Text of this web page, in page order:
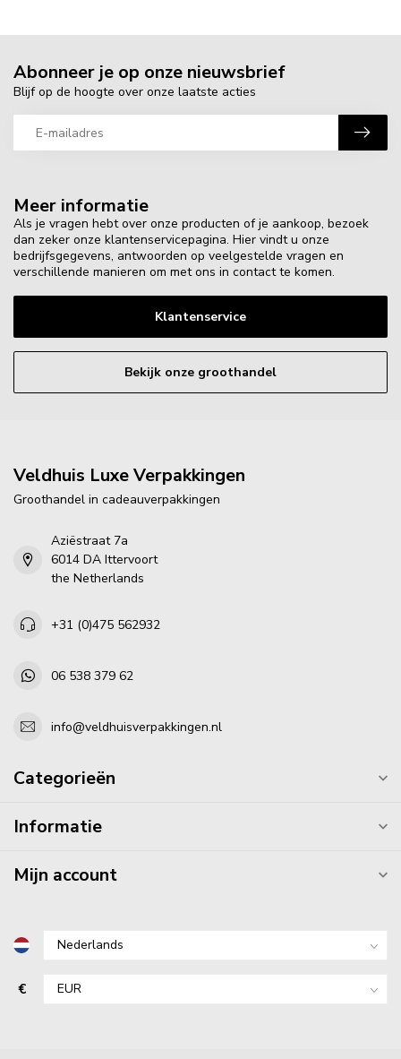
Meer informatie
Als je vragen hebt over onze producten of je aankoop, bezoek
dan zeker onze klantenservicepagina. Hier vindt u onze
bedrijfsgegevens, antwoorden op veelgestelde vragen en
verschillende manieren om met ons in contact te komen.
Klantenservice
Bekijk onze groothandel
Abonneer je op onze nieuwsbrief
Blijf op de hoogte over onze laatste acties
Veldhuis Luxe Verpakkingen
Groothandel in cadeauverpakkingen
Aziëstraat 7a
6014 DA Ittervoort
the Netherlands
+31 (0)475 562932
06 538 379 62
info@veldhuisverpakkingen.nl
Categorieën
Informatie
Mijn account
€